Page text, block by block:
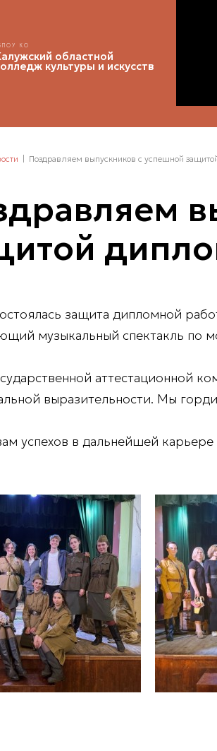
КО
областной
культуры и искусств
Поздравляем выпускников с успешной
защита дипломной
музыкальный спектакль по
аттестационной
выразительности. Мы
успехов в дальнейшей